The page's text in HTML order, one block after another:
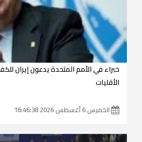
خبراء في الأمم المتحدة يدعون إيران
الأقليات
الخميس 6 أغسطس 2026 16:46:38